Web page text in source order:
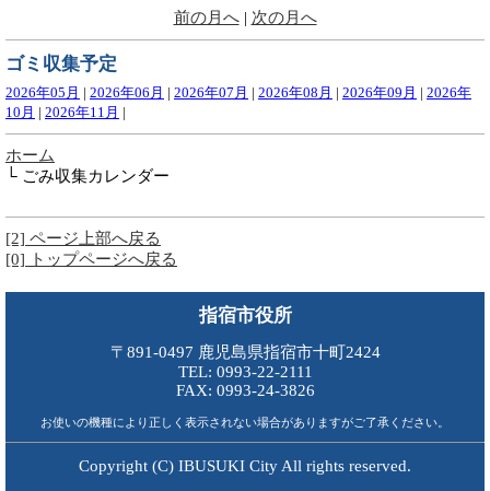
前の月へ| 次の月へ
ゴミ収集予定
2026年05月 | 2026年06月 | 2026年07月 | 2026年08月 | 2026年09月 | 2026年
10月 | 2026年11月 |
ホーム
└ ごみ収集カレンダー
[2] ページ上部へ戻る
[0] トップページへ戻る
指宿市役所
〒891-0497 鹿児島県指宿市十町2424
TEL: 0993-22-2111
FAX: 0993-24-3826
お使いの機種により正しく表示されない場合がありますがご了承ください。
Copyright (C) IBUSUKI City All rights reserved.